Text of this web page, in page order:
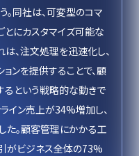
同社は、可変型のコマ
とにカスタマイズ可能な
、注文処理を迅速化し、
ンを提供することで、顧
という戦略的な動きで
イン売上が34%増加し、
。顧客管理にかかる工
がビジネス全体の73%